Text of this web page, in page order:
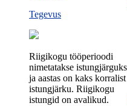
Tegevus
Riigikogu tööperioodi
nimetatakse istungjärguks
ja aastas on kaks korralist
istungjärku. Riigikogu
istungid on avalikud.